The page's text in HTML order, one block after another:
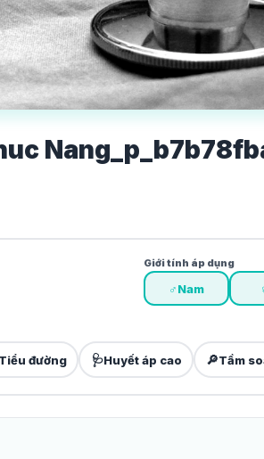
Giới tính áp dụng
♂Nam
Tiểu đường 🩺Huyết áp cao 🔎Tầm